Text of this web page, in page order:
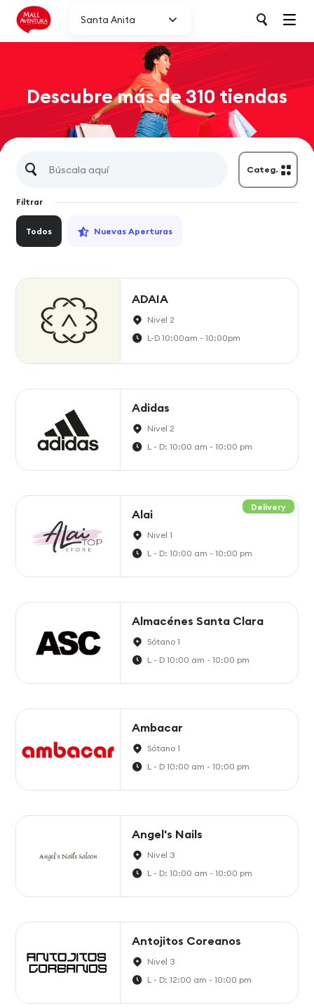
Santa Anita
Descubre más de 310 tiendas
Categ.
Filtrar
Todos Nuevas Aperturas
ADAIA
Nivel 2
L-D 10:00am - 10:00pm
Adidas
Nivel 2
L - D: 10:00 am - 10:00 pm
Delivery
Alai
Nivel 1
L - D: 10:00 am - 10:00 pm
Almacénes Santa Clara
Sótano 1
L - D 10:00 am - 10:00 pm
Ambacar
Sótano 1
L - D 10:00 am - 10:00 pm
Angel's Nails
Nivel 3
L - D: 10:00 am - 10:00 pm
Antojitos Coreanos
Nivel 3
L - D: 12:00 am - 10:00 pm